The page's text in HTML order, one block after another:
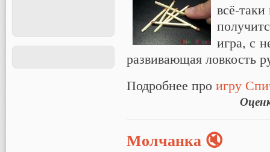
всё-
игра, с
развивающая ловкость
Подробнее про игру
Молчанка 🔇